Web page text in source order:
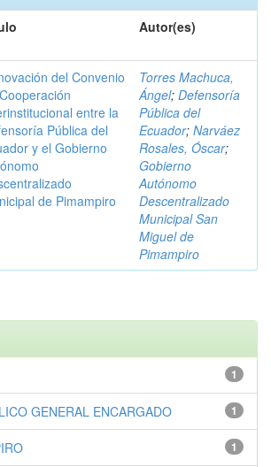
Autor(es)
del Convenio
entre la
Pública del
y el Gobierno
de Pimampiro
Torres Machuca,
Ángel; Defensoría
Pública del
Ecuador; Narváez
Rosales, Óscar;
Gobierno
Autónomo
Descentralizado
Municipal San
Miguel de
Pimampiro
1
1
GENERAL ENCARGADO
1